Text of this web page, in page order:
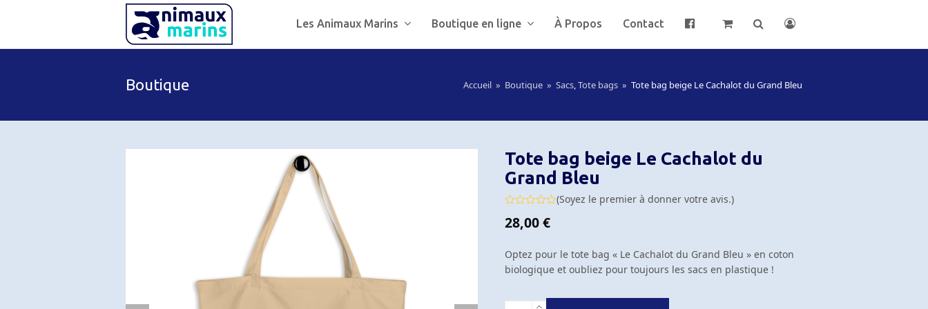
Les Animaux Marins Boutique en ligne À Propos Contact
Boutique Accueil » Boutique » Sacs,Tote bags » Tote bag beige Le Cachalot du Grand Bleu
Tote bag beige Le Cachalot du
Grand Bleu
0
(Soyez le premier à donner votre avis.)
28,00€
Optez pour le tote bag « Le Cachalot du Grand Bleu » en coton
biologique et oubliez pour toujours les sacs en plastique !